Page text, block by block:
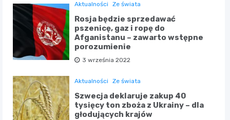
Aktualności Ze świata
Rosja będzie sprzedawać
pszenicę, gaz i ropę do
Afganistanu – zawarto wstępne
porozumienie
3 września 2022
Aktualności Ze świata
Szwecja deklaruje zakup 40
tysięcy ton zboża z Ukrainy – dla
głodujących krajów